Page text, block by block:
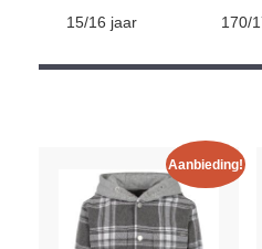
15/16 jaar
170/
Aanbieding!